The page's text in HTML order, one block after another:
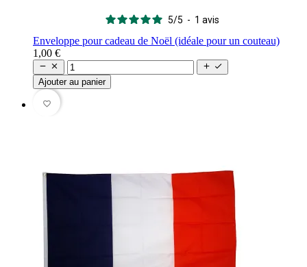
5/5 - 1 avis
Enveloppe pour cadeau de Noël (idéale pour un couteau)
1,00 €
   
Ajouter au panier
favorite_border